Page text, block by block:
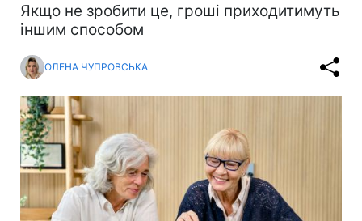
Якщо не зробити це, гроші приходитимуть
іншим способом
ОЛЕНА ЧУПРОВСЬКА